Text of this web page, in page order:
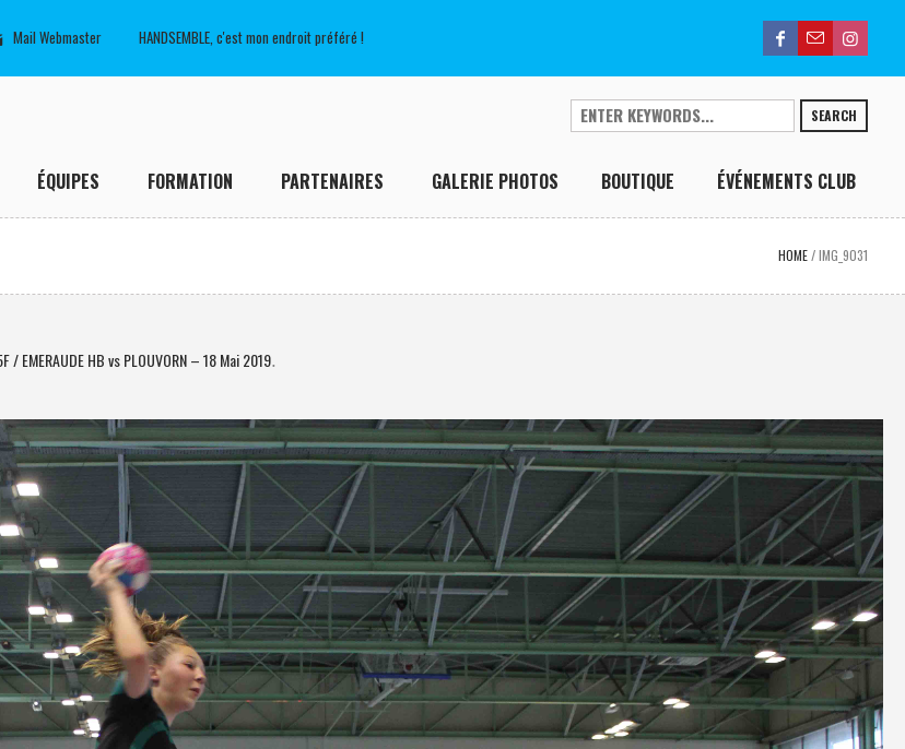
Mail Webmaster HANDSEMBLE, c'est mon endroit préféré !
SEARCH
ÉQUIPES FORMATION PARTENAIRES GALERIE PHOTOS BOUTIQUE ÉVÉNEMENTS CLUB
HOME /IMG_9031
/ EMERAUDE HB vs PLOUVORN – 18 Mai 2019.